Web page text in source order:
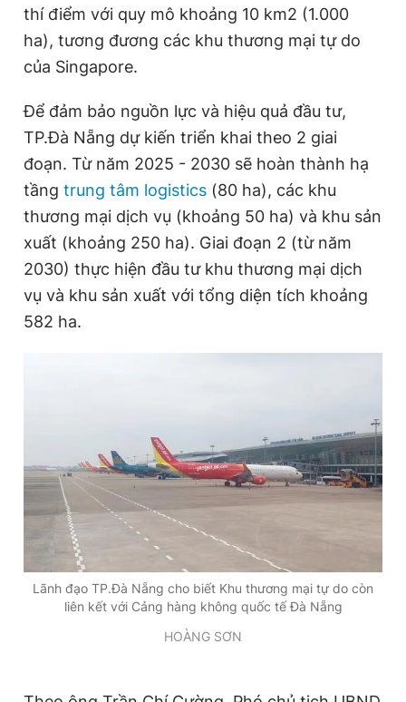
thí điểm với quy mô khoảng 10 km2 (1.000
ha), tương đương các khu thương mại tự do
của Singapore.
Để đảm bảo nguồn lực và hiệu quả đầu tư,
TP.Đà Nẵng dự kiến triển khai theo 2 giai
đoạn. Từ năm 2025 - 2030 sẽ hoàn thành hạ
tầng trung tâm logistics (80 ha), các khu
thương mại dịch vụ (khoảng 50 ha) và khu sản
xuất (khoảng 250 ha). Giai đoạn 2 (từ năm
2030) thực hiện đầu tư khu thương mại dịch
vụ và khu sản xuất với tổng diện tích khoảng
582 ha.
Lãnh đạo TP.Đà Nẵng cho biết Khu thương mại tự do còn
liên kết với Cảng hàng không quốc tế Đà Nẵng
HOÀNG SƠN